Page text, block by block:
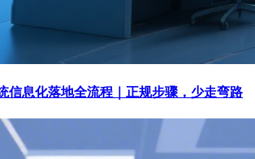
信息化落地全流程｜正规步骤，少走弯路